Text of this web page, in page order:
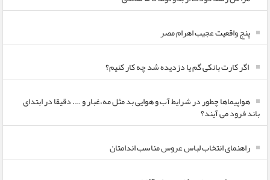
پنج واقعیت عجیب اهرام مصر
اگر کارت بانکی گم یا دزدیده شد چه کار کنیم؟
هواپیماها چطور در شرایط آب و هوایی بد مثل مه،غبار و …. دقیقا در ابتدای
باند فرود می آیند؟
راهنمای انتخاب لباس عروس مناسب اندامتان